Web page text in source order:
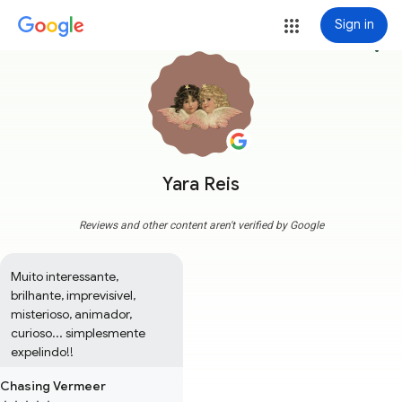
Sign in
Yara Reis
more_vert
Reviews and other content aren't verified by Google
Muito interessante,
brilhante, imprevisível,
misterioso, animador,
curioso... simplesmente
expelindo!!
Chasing Vermeer